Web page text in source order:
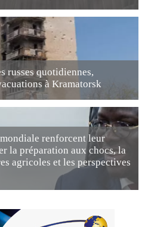
russes quotidiennes,
à Kramatorsk
renforcent leur
la préparation aux chocs, la
agricoles et les perspectives